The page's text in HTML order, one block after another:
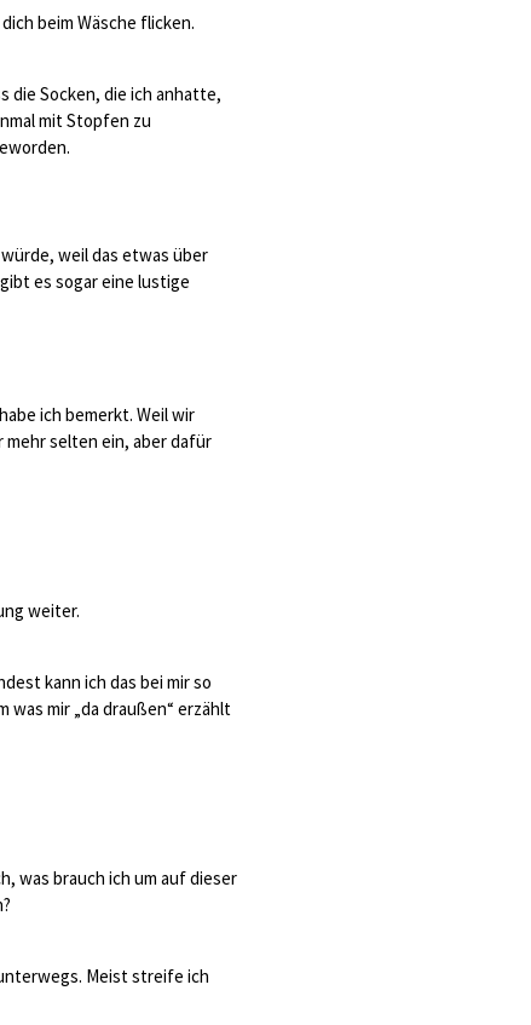
beim Wäsche flicken.
die Socken, die ich anhatte,
mit Stopfen zu
weil das etwas über
es sogar eine lustige
ich bemerkt. Weil wir
mehr selten ein, aber dafür
weiter.
kann ich das bei mir so
was mir „da draußen“ erzählt
was brauch ich um auf dieser
Meist streife ich